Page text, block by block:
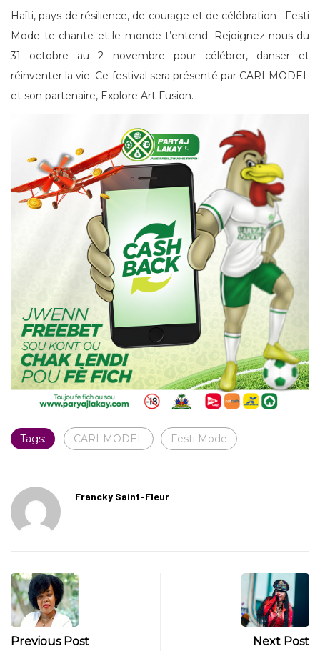
Haïti, pays de résilience, de courage et de célébration : Festi
Mode te chante et le monde t’entend. Rejoignez-nous du
31 octobre au 2 novembre pour célébrer, danser et
réinventer la vie. Ce festival sera présenté par CARI-MODEL
et son partenaire, Explore Art Fusion.
Tags: CARI-MODEL Festi Mode
Francky Saint-Fleur
Previous Post Next Post